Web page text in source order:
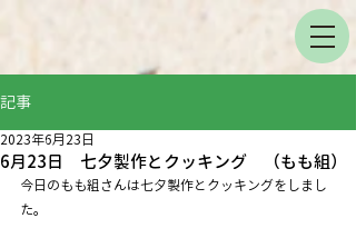
記事
6月23日 七夕製作とクッキング （もも組）
2023年6月23日
今日のもも組さんは七夕製作とクッキングをしまし
た。